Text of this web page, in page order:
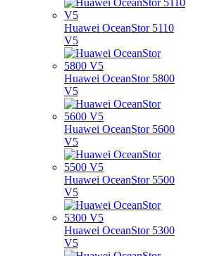
Huawei OceanStor 5110
V5
Huawei OceanStor 5800
V5
Huawei OceanStor 5600
V5
Huawei OceanStor 5500
V5
Huawei OceanStor 5300
V5